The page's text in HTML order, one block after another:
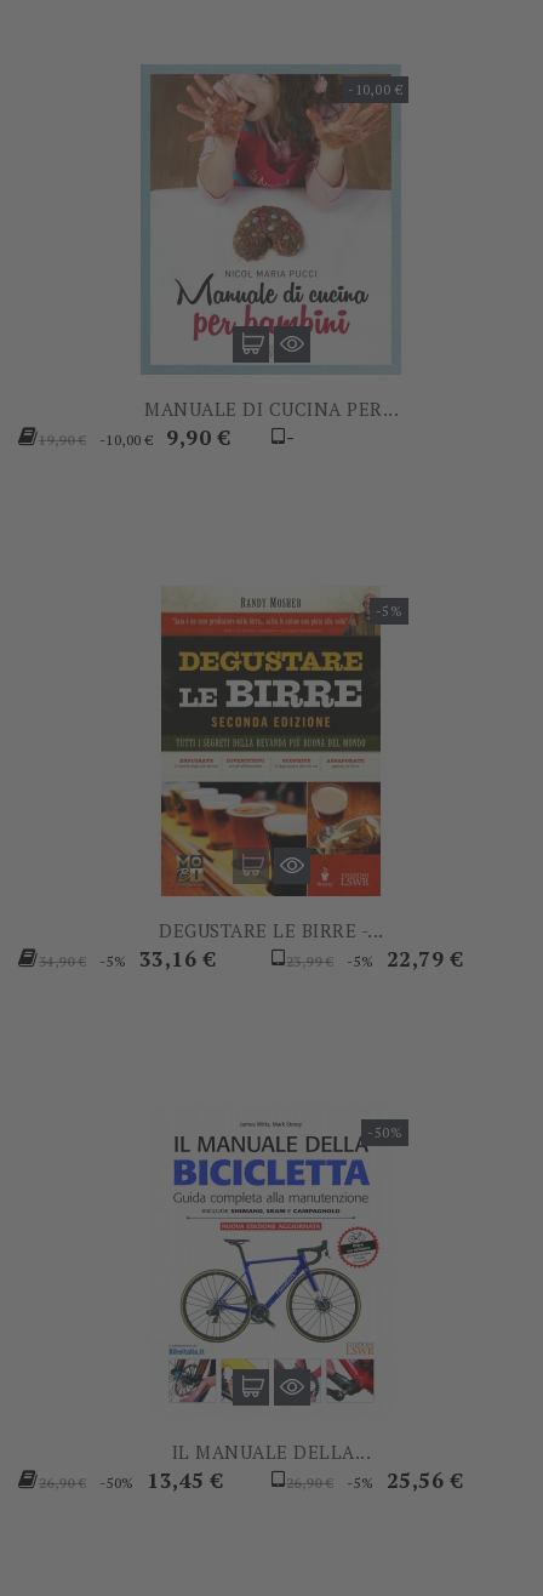
-10,00 €
MANUALE DI CUCINA PER...
Prezzo
19,90 € -10,00 € Prezzo
9,90 € -
-5%
DEGUSTARE LE BIRRE -...
Prezzo
34,90 € -5% Prezzo
33,16 €
Prezzo
23,99 € -5% Prezzo
22,79 €
-50%
IL MANUALE DELLA...
Prezzo
26,90 € -50% Prezzo
13,45 €
Prezzo
26,90 € -5% Prezzo
25,56 €